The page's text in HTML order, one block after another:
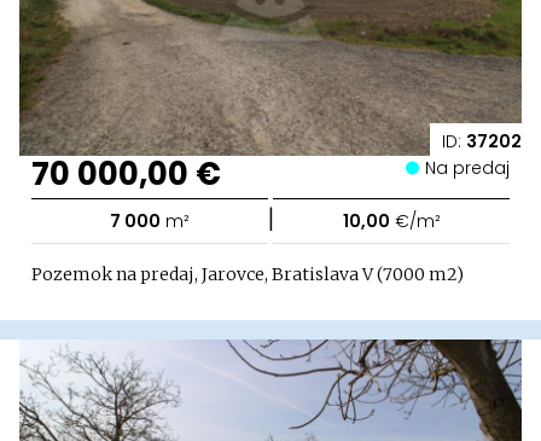
ID: 37202
70 000,00 € Na predaj
7 000 m² | 10,00 €/m²
Pozemok na predaj, Jarovce, Bratislava V (7000 m2)